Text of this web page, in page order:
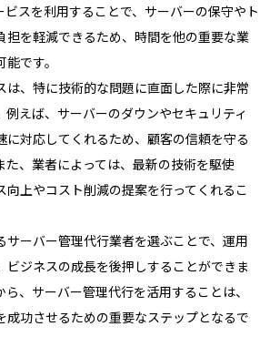
ビスを利用することで、サーバーの保守やト
担を軽減できるため、時間を他の重要な業
です。
は、特に技術的な問題に直面した際に非常
例えば、サーバーのダウンやセキュリティ
に対応してくれるため、顧客の信頼を守る
た、業者によっては、最新の技術を駆使
向上やコスト削減の提案を行ってくれるこ
サーバー管理代行業者を選ぶことで、運用
ビジネスの成長を後押しすることができま
、サーバー管理代行を活用することは、
成功させるための重要なステップとなるで